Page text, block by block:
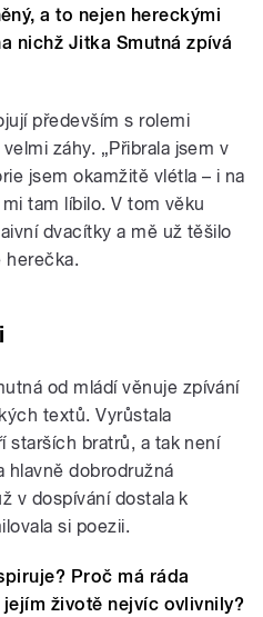
a to nejen hereckými
nichž Jitka Smutná zpívá
především s rolemi
záhy. „Přibrala jsem v
jsem okamžitě vlétla – i na
tam líbilo. V tom věku
dvacítky a mě už těšilo
herečka.
od mládí věnuje zpívání
textů. Vyrůstala
starších bratrů, a tak není
hlavně dobrodružná
v dospívání dostala k
si poezii.
Proč má ráda
životě nejvíc ovlivnily?